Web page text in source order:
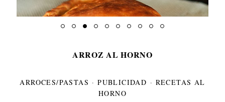
ARROZ AL HORNO
ARROCES/PASTAS ·PUBLICIDAD · RECETAS AL
HORNO